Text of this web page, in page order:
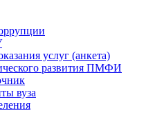
услуг (анкета)
развития ПМФИ
вуза